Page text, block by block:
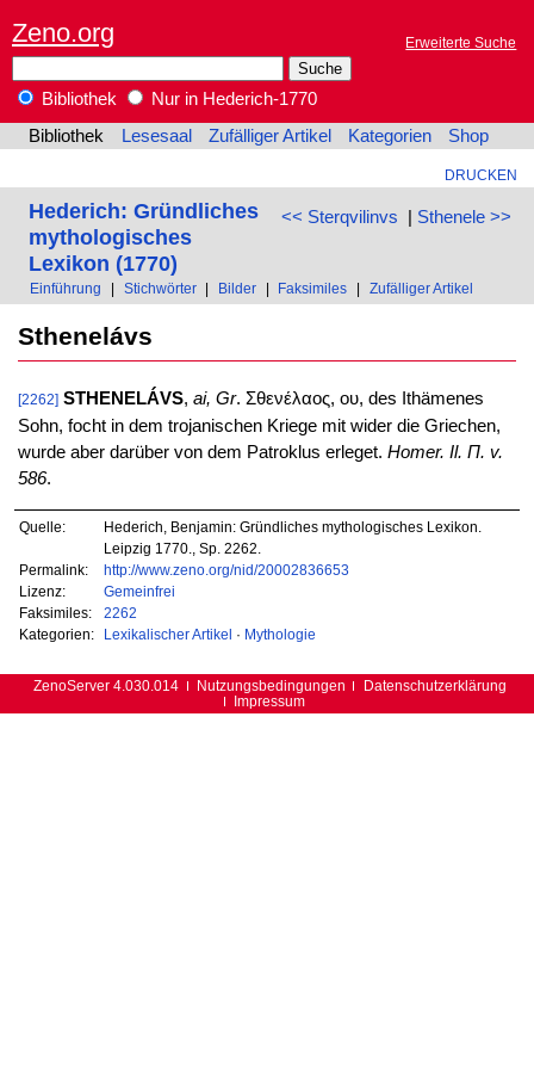
Zeno.org Erweiterte Suche
Bibliothek
Nur in Hederich-1770
Bibliothek
Lesesaal Zufälliger Artikel Kategorien Shop
DRUCKEN
<< Sterqvilinvs | Sthenele >>
Hederich: Gründliches
mythologisches
Lexikon (1770)
Einführung Stichwörter Bilder Faksimiles Zufälliger Artikel
Sthenelávs
[2262] STHENELÁVS, ai, Gr. Σθενέλαος, ου, des Ithämenes
Sohn, focht in dem trojanischen Kriege mit wider die Griechen,
wurde aber darüber von dem Patroklus erleget. Homer. Il. Π. v.
586.
Quelle:
Hederich, Benjamin: Gründliches mythologisches Lexikon.
Leipzig 1770., Sp. 2262.
Permalink:
http://www.zeno.org/nid/20002836653
Lizenz:
Gemeinfrei
Faksimiles:
2262
Kategorien:
Lexikalischer Artikel · Mythologie
ZenoServer 4.030.014 Nutzungsbedingungen
Datenschutzerklärung
Impressum